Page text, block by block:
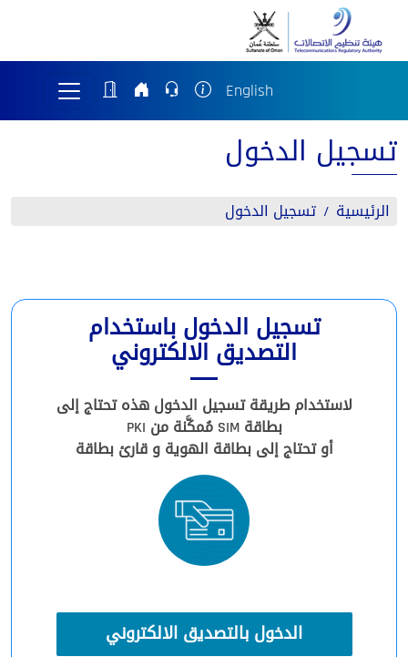
English
تسجيل الدخول
الرئيسية تسجيل الدخول
تسجيل الدخول باستخدام
التصديق الالكتروني
لاستخدام طريقة تسجيل الدخول هذه تحتاج إلى
بطاقة SIM مُمكَّنة من PKI
أو تحتاج إلى بطاقة الهوية و قارئ بطاقة
الدخول بالتصديق الالكتروني